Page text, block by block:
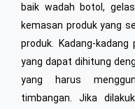
baik wadah botol,
kemasan produk yang
produk. Kadang-
yang dapat dihitung
yang harus
timbangan. Jika